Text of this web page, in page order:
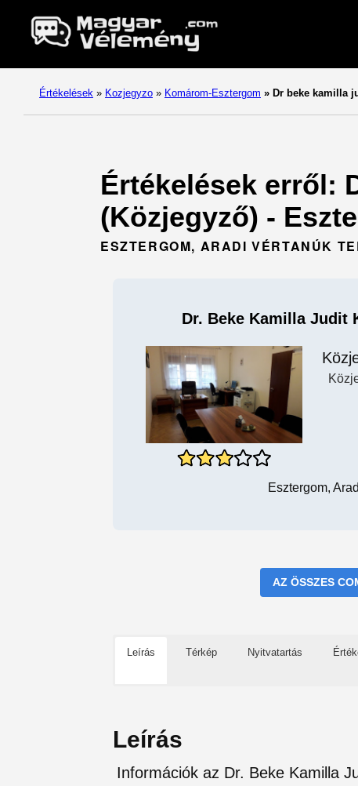
Értékelések » Kozjegyzo » Komárom-Esztergom » Dr beke kamilla
Értékelések erről:
(Közjegyző) -
ESZTERGOM, ARADI VÉRTANÚK
Dr. Beke Kamilla Judit
Esztergom,
AZ ÖSSZES
Leírás Térkép Nyitvatartás
Leírás
Információk az Dr. Beke Kamilla